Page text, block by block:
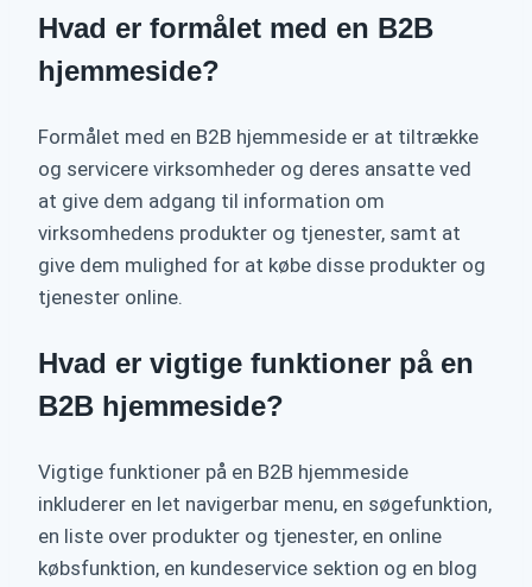
Hvad er formålet med en B2B
hjemmeside?
Formålet med en B2B hjemmeside er at tiltrække
og servicere virksomheder og deres ansatte ved
at give dem adgang til information om
virksomhedens produkter og tjenester, samt at
give dem mulighed for at købe disse produkter og
tjenester online.
Hvad er vigtige funktioner på en
B2B hjemmeside?
Vigtige funktioner på en B2B hjemmeside
inkluderer en let navigerbar menu, en søgefunktion,
en liste over produkter og tjenester, en online
købsfunktion, en kundeservice sektion og en blog